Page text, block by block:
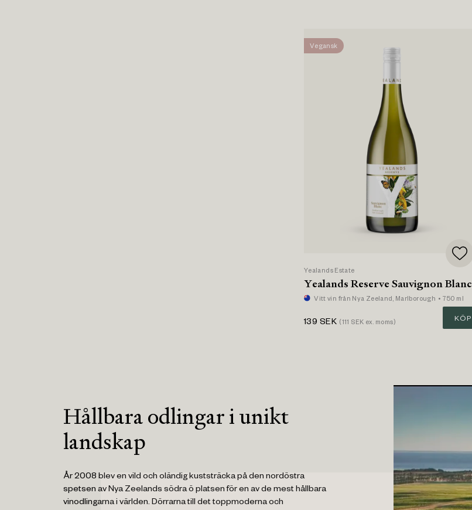
Vegansk
Yealands Estate
Yealands Reserve Sauvignon Blanc
Vitt vin från Nya Zeeland, Marlborough • 750 ml
139 SEK (111 SEK ex. moms) KÖP
Hållbara odlingar i unikt
landskap
År 2008 blev en vild och oländig kuststräcka på den nordöstra
spetsen av Nya Zeelands södra ö platsen för en av de mest hållbara
vinodlingarna i världen. Dörrarna till det toppmoderna och